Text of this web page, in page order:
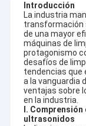
Introducción
La industria
transformación
de una mayor
máquinas de
protagonismo
desafíos de
tendencias que
a la vanguardia
ventajas sobre
en la industria.
I.
ultrasonidos